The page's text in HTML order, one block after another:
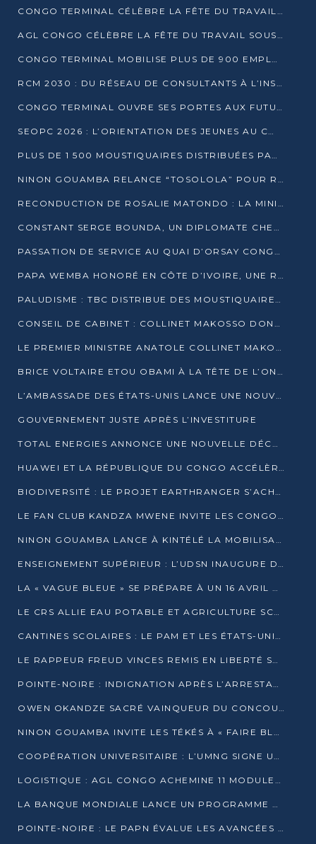
CONGO TERMINAL CÉLÈBRE LA FÊTE DU TRAVAIL AVEC SES COLLABORATEURS À POINTE-NOIRE
AGL CONGO CÉLÈBRE LA FÊTE DU TRAVAIL SOUS LE SIGNE DE LA COHÉSION
CONGO TERMINAL MOBILISE PLUS DE 900 EMPLOYÉS AUTOUR DE LA SÉCURITÉ AU TRAVAIL
RCM 2030 : DU RÉSEAU DE CONSULTANTS À L’INSTRUMENT DE PUISSANCE EN AFRIQUE FRANCOPHONE
CONGO TERMINAL OUVRE SES PORTES AUX FUTURS INGÉNIEURS AU FORUM DES MÉTIERS D’UCAC-ICAM
SEOPC 2026 : L’ORIENTATION DES JEUNES AU CŒUR DE LA DEUXIÈME ÉDITION
PLUS DE 1 500 MOUSTIQUAIRES DISTRIBUÉES PAR AGL ET CONGO TERMINAL DANS LA LUTTE CONTRE LE PALUDISME
NINON GOUAMBA RELANCE “TOSOLOLA” POUR RENFORCER LE DIALOGUE AVEC LES CITOYENS
RECONDUCTION DE ROSALIE MATONDO : LA MINISTRE PROMET D’ACCÉLÉRER LE TRAITEMENT DES DOSSIERS ET DE RELEVER DE NOUVEAUX DÉFIS
CONSTANT SERGE BOUNDA, UN DIPLOMATE CHEVRONNÉ AUX COMMANDES DES AFFAIRES ÉTRANGÈRES
PASSATION DE SERVICE AU QUAI D’ORSAY CONGOLAIS : GAKOSSO PASSE LE FLAMBEAU À BOUNDA
PAPA WEMBA HONORÉ EN CÔTE D’IVOIRE, UNE RUE PORTE DÉSORMAIS SON NOM
PALUDISME : TBC DISTRIBUE DES MOUSTIQUAIRES DANS DEUX CSI DE BRAZZAVILLE
CONSEIL DE CABINET : COLLINET MAKOSSO DONNE SES DERNIÈRES ORIENTATIONS
LE PREMIER MINISTRE ANATOLE COLLINET MAKOSSO DÉMISSIONNE AVEC SON GOUVERNEMENT
BRICE VOLTAIRE ETOU OBAMI À LA TÊTE DE L’ONEC-C POUR TROIS ANS
L’AMBASSADE DES ÉTATS-UNIS LANCE UNE NOUVELLE COHORTE DU PROGRAMME ACCESS MICRO-SCHOLARSHIP
GOUVERNEMENT JUSTE APRÈS L’INVESTITURE
TOTAL ENERGIES ANNONCE UNE NOUVELLE DÉCOUVERTE D’HYDROCARBURES SUR LE PERMIS MOHO AU LARGE DU CONGO
HUAWEI ET LA RÉPUBLIQUE DU CONGO ACCÉLÈRENT LEUR PARTENARIAT
BIODIVERSITÉ : LE PROJET EARTHRANGER S’ACHÈVE, MAIS LES DÉFIS DEMEURENT
LE FAN CLUB KANDZA MWENE INVITE LES CONGOLAIS À UNE FORTE AFFLUENCE AU STADE DE KINTÉLÉ
NINON GOUAMBA LANCE À KINTÉLÉ LA MOBILISATION POUR L’INVESTITURE DR DSN
ENSEIGNEMENT SUPÉRIEUR : L’UDSN INAUGURE DES LABORATOIRES POUR BOOSTER LA FORMATION PRATIQUE
LA « VAGUE BLEUE » SE PRÉPARE À UN 16 AVRIL HISTORIQUE
LE CRS ALLIE EAU POTABLE ET AGRICULTURE SCOLAIRE AU CŒUR DE LA TRANSFORMATION DES ÉCOLES RURALES
CANTINES SCOLAIRES : LE PAM ET LES ÉTATS-UNIS AU CONTACT DES ÉCOLIERS DE KINKALA
LE RAPPEUR FREUD VINCES REMIS EN LIBERTÉ SOUS PRESSION MÉDIATIQUE
POINTE-NOIRE : INDIGNATION APRÈS L’ARRESTATION DU RAPPEUR FREUD VINCES
OWEN OKANDZE SACRÉ VAINQUEUR DU CONCOURS SLAM POUR LA VIE
NINON GOUAMBA INVITE LES TÉKÉS À « FAIRE BLOC » POUR PESER DANS LE DÉBAT NATIONAL
COOPÉRATION UNIVERSITAIRE : L’UMNG SIGNE UN ACCORD STRATÉGIQUE AVEC L’UNIVERSITÉ HAINAN EN CHINE
LOGISTIQUE : AGL CONGO ACHEMINE 11 MODULES GÉANTS JUSQU’À BRAZZAVILLE
LA BANQUE MONDIALE LANCE UN PROGRAMME DE 394 MILLIONS DE DOLLARS POUR LE BASSIN DU CONGO
POINTE-NOIRE : LE PAPN ÉVALUE LES AVANCÉES DU MÔLE EST